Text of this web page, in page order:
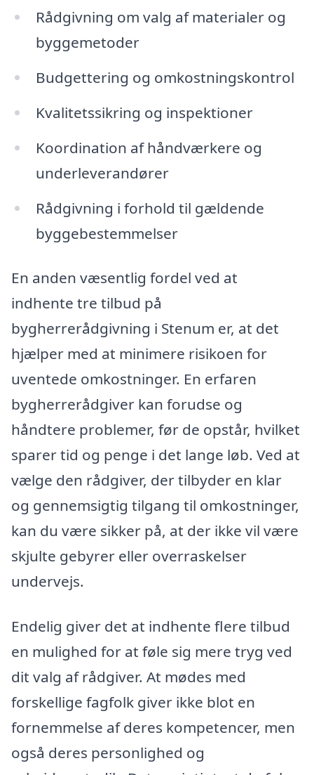
Rådgivning om valg af materialer og
byggemetoder
Budgettering og omkostningskontrol
Kvalitetssikring og inspektioner
Koordination af håndværkere og
underleverandører
Rådgivning i forhold til gældende
byggebestemmelser
En anden væsentlig fordel ved at
indhente tre tilbud på
bygherrerådgivning i Stenum er, at det
hjælper med at minimere risikoen for
uventede omkostninger. En erfaren
bygherrerådgiver kan forudse og
håndtere problemer, før de opstår, hvilket
sparer tid og penge i det lange løb. Ved at
vælge den rådgiver, der tilbyder en klar
og gennemsigtig tilgang til omkostninger,
kan du være sikker på, at der ikke vil være
skjulte gebyrer eller overraskelser
undervejs.
Endelig giver det at indhente flere tilbud
en mulighed for at føle sig mere tryg ved
dit valg af rådgiver. At mødes med
forskellige fagfolk giver ikke blot en
fornemmelse af deres kompetencer, men
også deres personlighed og